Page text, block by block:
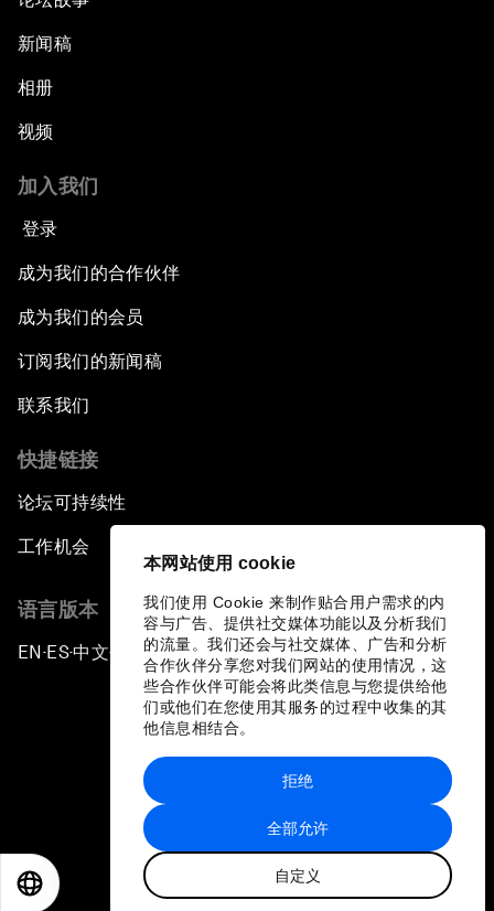
本网站使用 cookie
我们使用 Cookie 来制作贴合用户需求的内
容与广告、提供社交媒体功能以及分析我们
的流量。我们还会与社交媒体、广告和分析
合作伙伴分享您对我们网站的使用情况，这
些合作伙伴可能会将此类信息与您提供给他
们或他们在您使用其服务的过程中收集的其
他信息相结合。
全部允许
自定义
拒绝
新闻稿
相册
视频
加入我们
登录
成为我们的合作伙伴
成为我们的会员
订阅我们的新闻稿
联系我们
快捷链接
论坛可持续性
工作机会
语言版本
EN ▪ES▪中文▪ 日本語
站点地图
世界经济论坛